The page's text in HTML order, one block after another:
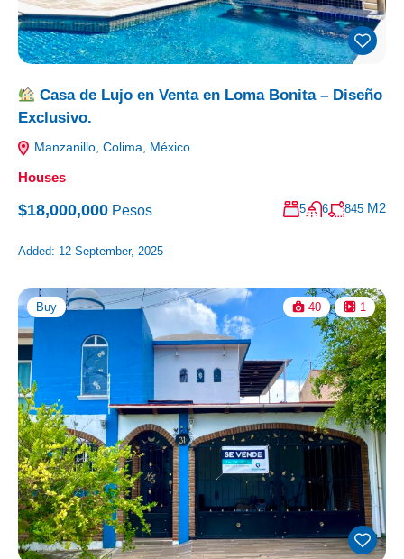
Casa de Lujo en Venta en Loma Bonita – Diseño
Exclusivo.
Manzanillo, Colima, México
Houses
$18,000,000 Pesos 5 6 845 M2
Added: 12 September, 2025
Buy 40 1